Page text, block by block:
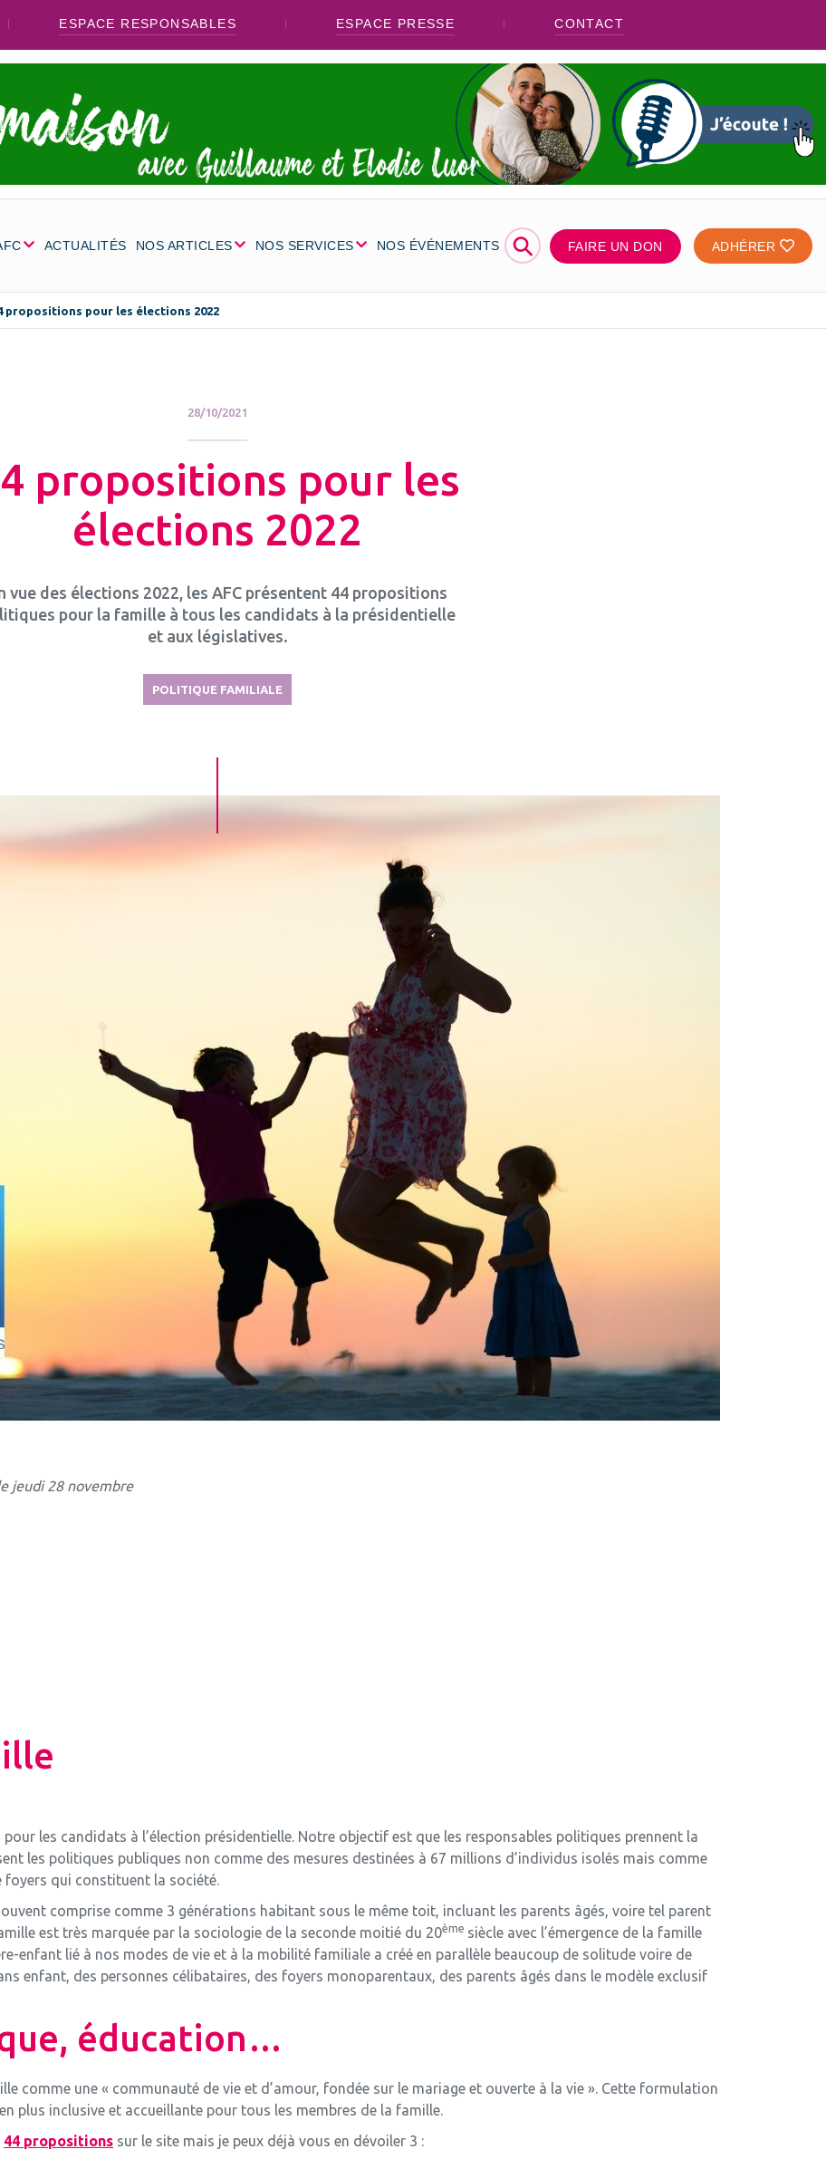
ESPACE RESPONSABLES ESPACE PRESSE CONTACT
ACTUALITÉS NOS ARTICLES NOS SERVICES NOS ÉVÉNEMENTS ⚲ FAIRE UN DON ADHÉRER
propositions pour les élections 2022
28/10/2021
propositions pour les
élections 2022
vue des élections 2022, les AFC présentent 44 propositions
pour la famille à tous les candidats à la présidentielle
et aux législatives.
POLITIQUE FAMILIALE
jeudi 28 novembre
les candidats à l’élection présidentielle. Notre objectif est que les responsables politiques prennent la
les politiques publiques non comme des mesures destinées à 67 millions d’individus isolés mais comme
qui constituent la société.
comprise comme 3 générations habitant sous le même toit, incluant les parents âgés, voire tel parent
est très marquée par la sociologie de la seconde moitié du 20ème siècle avec l’émergence de la famille
enfant lié à nos modes de vie et à la mobilité familiale a créé en parallèle beaucoup de solitude voire de
enfant, des personnes célibataires, des foyers monoparentaux, des parents âgés dans le modèle exclusif
éducation…
comme une « communauté de vie et d’amour, fondée sur le mariage et ouverte à la vie ». Cette formulation
plus inclusive et accueillante pour tous les membres de la famille.
44 propositions sur le site mais je peux déjà vous en dévoiler 3 :